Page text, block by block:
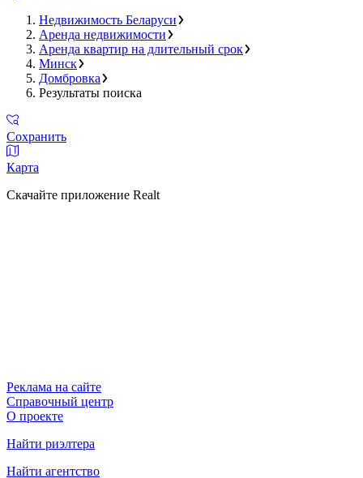
Недвижимость Беларуси
Аренда недвижимости
Аренда квартир на длительный срок
Минск
Домбровка
Результаты поиска
Сохранить
Карта
Скачайте приложение Realt
Реклама на сайте
Справочный центр
О проекте
Найти риэлтера
Найти агентство